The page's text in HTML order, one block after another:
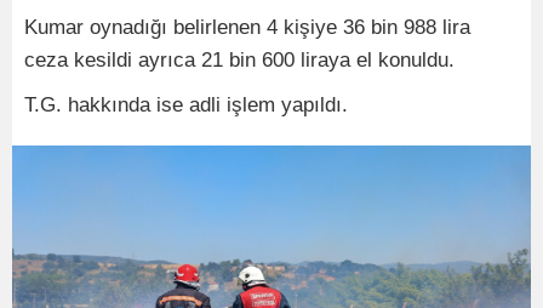
Kumar oynadığı belirlenen 4 kişiye 36 bin 988 lira
ceza kesildi ayrıca 21 bin 600 liraya el konuldu.
T.G. hakkında ise adli işlem yapıldı.